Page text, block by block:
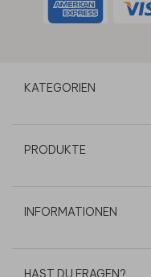
KATEGORIEN
PRODUKTE
INFORMATIONEN
HAST DU FRAGEN?